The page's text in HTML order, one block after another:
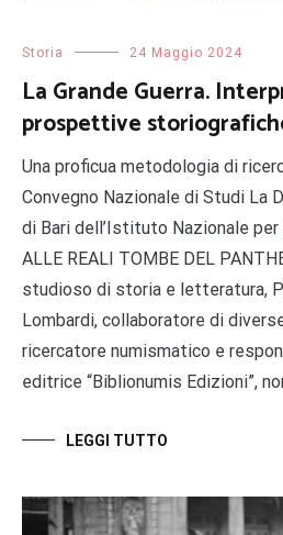
Storia 24 Maggio 2024
La Grande Guerra.
prospettive
Una proficua metodologia di
Convegno Nazionale di Studi La
di Bari dell’Istituto Nazionale per
ALLE REALI TOMBE DEL
studioso di storia e letteratura,
Lombardi, collaboratore di
ricercatore numismatico e
editrice “Biblionumis Edizioni”,
LEGGI TUTTO